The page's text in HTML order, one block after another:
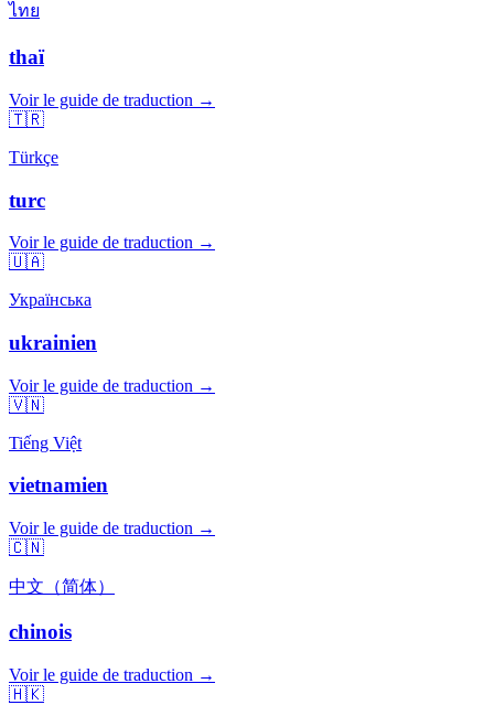
ไทย
thaï
Voir le guide de traduction →
🇹🇷
Türkçe
turc
Voir le guide de traduction →
🇺🇦
Українська
ukrainien
Voir le guide de traduction →
🇻🇳
Tiếng Việt
vietnamien
Voir le guide de traduction →
🇨🇳
中文（简体）
chinois
Voir le guide de traduction →
🇭🇰